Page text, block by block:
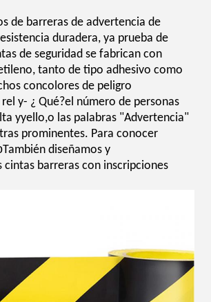
de barreras de advertencia de
duradera, ya prueba de
de seguridad se fabrican con
tanto de tipo adhesivo como
concolores de peligro
rel y- ¿ Qué?el número de personas
yyello,o las palabras "Advertencia"
prominentes. Para conocer
También diseñamos y
barreras con inscripciones